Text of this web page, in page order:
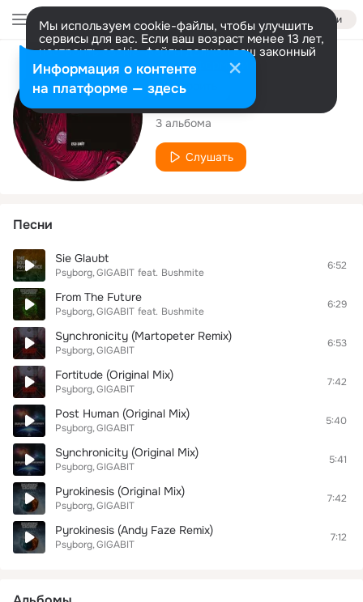
Войти
Мы используем cookie-файлы, чтобы улучшить
сервисы для вас. Если ваш возраст менее 13 лет,
настроить cookie-файлы должен ваш законный
представитель. Больше информации
Разрешить все Настроить
Исполнитель
Psyborg
3 альбома
Слушать
Песни
Sie Glaubt
Psyborg GIGABIT feat. Bushmite
6:52
From The Future
Psyborg GIGABIT feat. Bushmite
6:29
Synchronicity (Martopeter Remix)
Psyborg GIGABIT
6:53
Fortitude (Original Mix)
Psyborg GIGABIT
7:42
Post Human (Original Mix)
Psyborg GIGABIT
5:40
Synchronicity (Original Mix)
Psyborg GIGABIT
5:41
Pyrokinesis (Original Mix)
Psyborg GIGABIT
7:42
Pyrokinesis (Andy Faze Remix)
Psyborg GIGABIT
7:12
Информация о контенте
на платформе — здесь